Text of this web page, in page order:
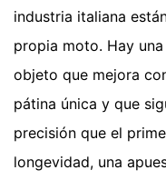
industria italiana
propia moto. Hay
objeto que mejora
pátina única y que
precisión que el
longevidad, una